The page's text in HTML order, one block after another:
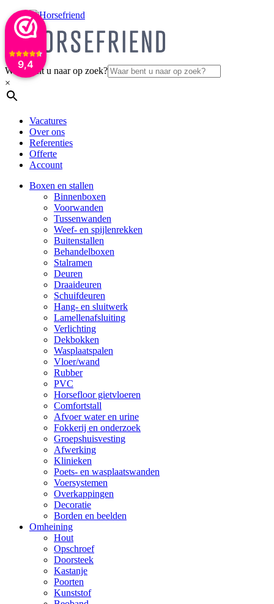
9,4
Waar bent u naar op zoek?
×
Vacatures
Over ons
Referenties
Offerte
Account
Boxen en stallen
Binnenboxen
Voorwanden
Tussenwanden
Weef- en spijlenrekken
Buitenstallen
Behandelboxen
Stalramen
Deuren
Draaideuren
Schuifdeuren
Hang- en sluitwerk
Lamellenafsluiting
Verlichting
Dekbokken
Wasplaatspalen
Vloer/wand
Rubber
PVC
Horsefloor gietvloeren
Comfortstall
Afvoer water en urine
Fokkerij en onderzoek
Groepshuisvesting
Afwerking
Klinieken
Poets- en wasplaatswanden
Voersystemen
Overkappingen
Decoratie
Borden en beelden
Omheining
Hout
Opschroef
Doorsteek
Kastanje
Poorten
Kunststof